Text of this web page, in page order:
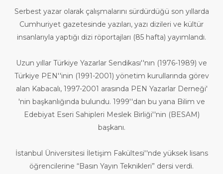
Serbest yazar olarak çalışmalarını sürdürdüğü son yıllarda
Cumhuriyet gazetesinde yazıları, yazı dizileri ve kültür
insanlarıyla yaptığı dizi röportajları (85 hafta) yayımlandı.
Uzun yıllar Türkiye Yazarlar Sendikası′′nın (1976-1989) ve
Türkiye PEN′′inin (1991-2001) yönetim kurullarında görev
alan Kabacalı, 1997-2001 arasında PEN Yazarlar Derneği′
′nin başkanlığında bulundu. 1999′′dan bu yana Bilim ve
Edebiyat Eseri Sahipleri Meslek Birliği′′nin (BESAM)
başkanı.
İstanbul Üniversitesi İletişim Fakültesi′′nde yüksek lisans
öğrencilerine “Basın Yayın Teknikleri” dersi verdi.